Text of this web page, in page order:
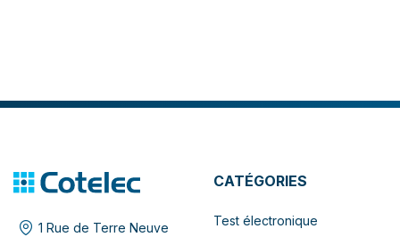
1 Rue de Terre Neuve
CATÉGORIES
Test électronique